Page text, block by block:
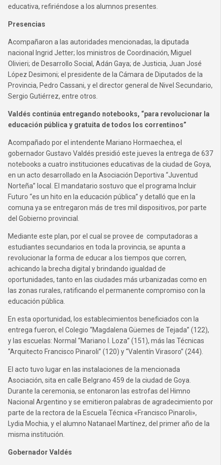
educativa, refiriéndose a los alumnos presentes.
Presencias
Acompañaron a las autoridades mencionadas, la diputada
nacional Ingrid Jetter; los ministros de Coordinación, Miguel
Olivieri; de Desarrollo Social, Adán Gaya; de Justicia, Juan José
López Desimoni; el presidente de la Cámara de Diputados de la
Provincia, Pedro Cassani, y el director general de Nivel Secundario,
Sergio Gutiérrez, entre otros.
Valdés continúa entregando notebooks, “para revolucionar la
educación pública y gratuita de todos los correntinos”
Acompañado por el intendente Mariano Hormaechea, el
gobernador Gustavo Valdés presidió este jueves la entrega de 637
notebooks a cuatro instituciones educativas de la ciudad de Goya,
en un acto desarrollado en la Asociación Deportiva “Juventud
Norteña” local. El mandatario sostuvo que el programa Incluir
Futuro “es un hito en la educación pública” y detalló que en la
comuna ya se entregaron más de tres mil dispositivos, por parte
del Gobierno provincial.
Mediante este plan, por el cual se provee de computadoras a
estudiantes secundarios en toda la provincia, se apunta a
revolucionar la forma de educar a los tiempos que corren,
achicando la brecha digital y brindando igualdad de
oportunidades, tanto en las ciudades más urbanizadas como en
las zonas rurales, ratificando el permanente compromiso con la
educación pública.
En esta oportunidad, los establecimientos beneficiados con la
entrega fueron, el Colegio “Magdalena Güemes de Tejada” (122),
y las escuelas: Normal “Mariano I. Loza” (151), más las Técnicas
“Arquitecto Francisco Pinaroli” (120) y “Valentín Virasoro” (244).
El acto tuvo lugar en las instalaciones de la mencionada
Asociación, sita en calle Belgrano 459 de la ciudad de Goya.
Durante la ceremonia, se entonaron las estrofas del Himno
Nacional Argentino y se emitieron palabras de agradecimiento por
parte de la rectora de la Escuela Técnica «Francisco Pinaroli»,
Lydia Mochia, y el alumno Natanael Martínez, del primer año de la
misma institución.
Gobernador Valdés